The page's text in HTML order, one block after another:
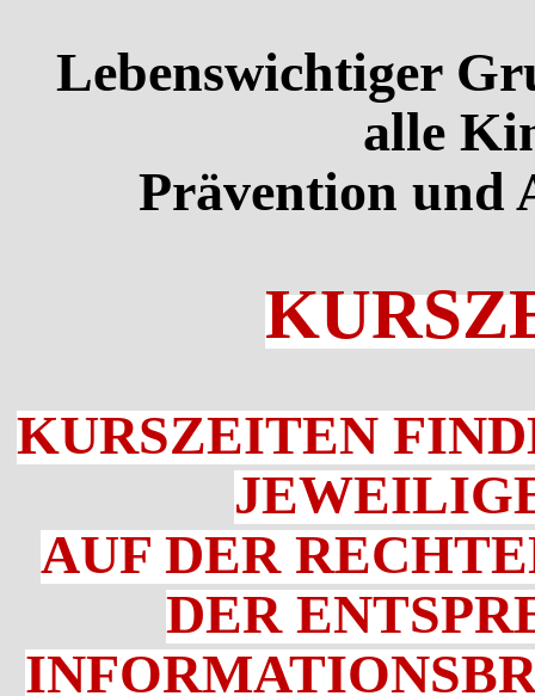
Lebenswichtiger
alle
Prävention und
KURSZEITEN
AUF DER
DER